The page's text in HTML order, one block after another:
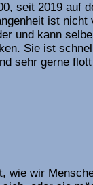
seit 2019 auf
ist nicht
und kann
Sie ist
sehr gerne
wie wir